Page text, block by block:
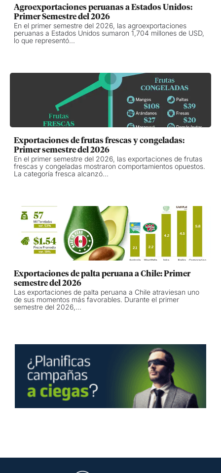
Agroexportaciones peruanas a Estados Unidos:
Primer Semestre del 2026
En el primer semestre del 2026, las agroexportaciones
peruanas a Estados Unidos sumaron 1,704 millones de USD,
lo que representó...
Exportaciones de frutas frescas y congeladas:
Primer semestre del 2026
En el primer semestre del 2026, las exportaciones de frutas
frescas y congeladas mostraron comportamientos opuestos.
La categoría fresca alcanzó...
Exportaciones de palta peruana a Chile: Primer
semestre del 2026
Las exportaciones de palta peruana a Chile atraviesan uno
de sus momentos más favorables. Durante el primer
semestre del 2026,...